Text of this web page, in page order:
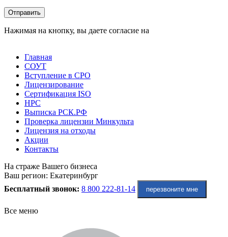
Оставьте это поле пустым.
Отправить
Нажимая на кнопку, вы даете согласие на
Главная
СОУТ
Вступление в СРО
Лицензирование
Сертификация ISO
НРС
Выписка РСК.РФ
Проверка лицензии Минкульта
Лицензия на отходы
Акции
Контакты
На страже Вашего бизнеса
Ваш регион: Екатеринбург
Бесплатный звонок: 8 800 222-81-14 перезвоните мне
Все меню